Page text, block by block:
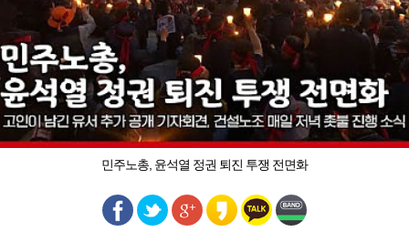
민주노총, 윤석열 정권 퇴진 투쟁 전면화